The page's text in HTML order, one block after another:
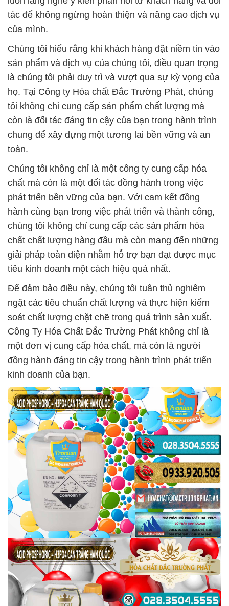
tác để không ngừng hoàn thiện và nâng cao dịch vụ
của mình.
Chúng tôi hiểu rằng khi khách hàng đặt niềm tin vào
sản phẩm và dịch vụ của chúng tôi, điều quan trọng
là chúng tôi phải duy trì và vượt qua sự kỳ vọng của
họ. Tại Công ty Hóa chất Đắc Trường Phát, chúng
tôi không chỉ cung cấp sản phẩm chất lượng mà
còn là đối tác đáng tin cậy của bạn trong hành trình
chung để xây dựng một tương lai bền vững và an
toàn.
Chúng tôi không chỉ là một công ty cung cấp hóa
chất mà còn là một đối tác đồng hành trong việc
phát triển bền vững của bạn. Với cam kết đồng
hành cùng bạn trong việc phát triển và thành công,
chúng tôi không chỉ cung cấp các sản phẩm hóa
chất chất lượng hàng đầu mà còn mang đến những
giải pháp toàn diện nhằm hỗ trợ bạn đạt được mục
tiêu kinh doanh một cách hiệu quả nhất.
Để đảm bảo điều này, chúng tôi tuân thủ nghiêm
ngặt các tiêu chuẩn chất lượng và thực hiện kiểm
soát chất lượng chặt chẽ trong quá trình sản xuất.
Công Ty Hóa Chất Đắc Trường Phát không chỉ là
một đơn vị cung cấp hóa chất, mà còn là người
đồng hành đáng tin cậy trong hành trình phát triển
kinh doanh của bạn.